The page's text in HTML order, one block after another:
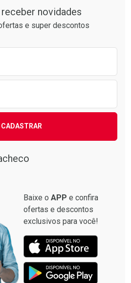
Por R$ 61,55/cada
novidades
e super descontos
CADASTRAR
Baixe o APP e confira
ofertas e descontos
exclusivos para você!